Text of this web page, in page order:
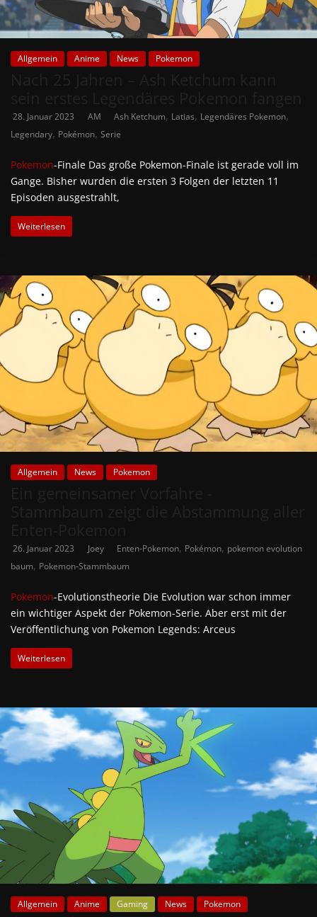
Allgemein Anime News Pokemon
28. Januar 2023 AM Ash Ketchum, Latias, Legendäres Pokemon,
Legendary, Pokémon, Serie
Pokemon-Finale Das große Pokemon-Finale ist gerade voll im
Gange. Bisher wurden die ersten 3 Folgen der letzten 11
Episoden ausgestrahlt,
Weiterlesen
Allgemein News Pokemon
26. Januar 2023 Joey Enten-Pokemon, Pokémon, pokemon evolution
baum, Pokemon-Stammbaum
Pokemon-Evolutionstheorie Die Evolution war schon immer
ein wichtiger Aspekt der Pokemon-Serie. Aber erst mit der
Veröffentlichung von Pokemon Legends: Arceus
Weiterlesen
Allgemein Anime Gaming News Pokemon